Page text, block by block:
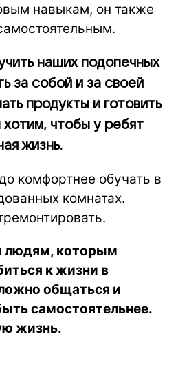
навыкам, он также
наших подопечных
за собой и за своей
продукты и готовить
чтобы у ребят
жизнь.
комфортнее обучать в
комнатах.
людям, которым
к жизни в
общаться и
самостоятельнее.
жизнь.